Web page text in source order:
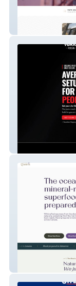
Moss Queens